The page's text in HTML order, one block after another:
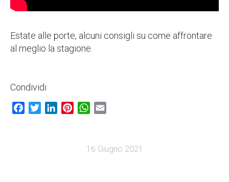
Estate alle porte, alcuni consigli su come affrontare
al meglio la stagione.
Condividi
Facebook
TwitterLinkedInPinterestWhatsApp
16 Giugno 2021